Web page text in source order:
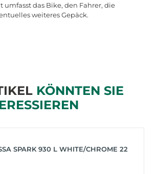
umfasst das Bike, den Fahrer, die
weiteres Gepäck.
KÖNNTEN SIE
SPARK 930 L WHITE/CHROME 22